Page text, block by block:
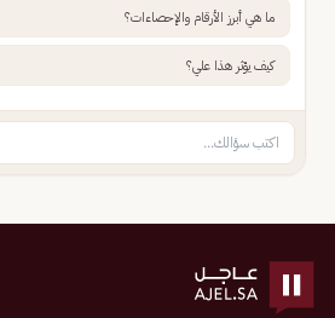
ما هي أبرز الأرقام والإحصاءات؟
كيف يؤثر هذا علي؟